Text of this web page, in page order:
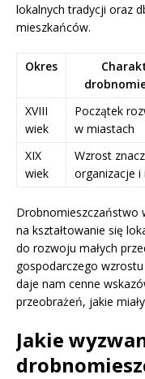
lokalnych tradycji oraz
mieszkańców.
Okres
XVIII
wiek
Początek
w miastach
XIX
wiek
Wzrost
organizacje i
Drobnomieszczaństwo
na kształtowanie się
do rozwoju małych
gospodarczego
daje nam cenne
przeobrażeń, jakie
Jakie